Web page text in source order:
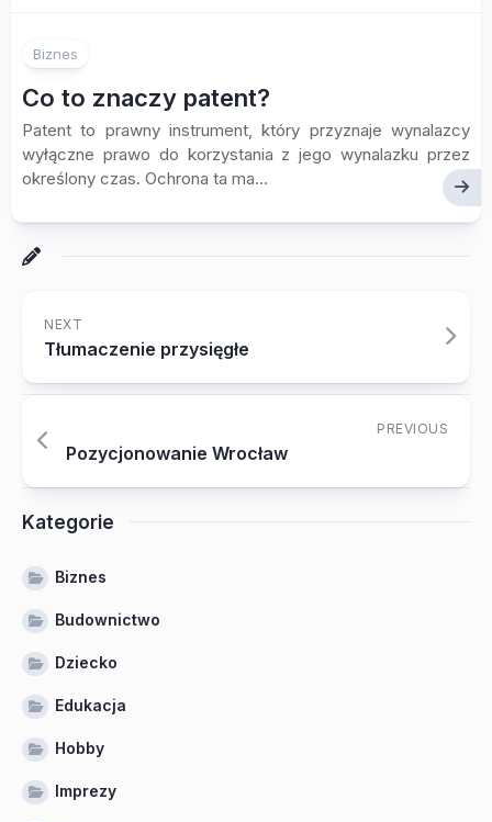
Biznes
Co to znaczy patent?
Patent to prawny instrument, który przyznaje wynalazcy
wyłączne prawo do korzystania z jego wynalazku przez
określony czas. Ochrona ta ma...
NEXT
Tłumaczenie przysięgłe
PREVIOUS
Pozycjonowanie Wrocław
Kategorie
Biznes
Budownictwo
Dziecko
Edukacja
Hobby
Imprezy